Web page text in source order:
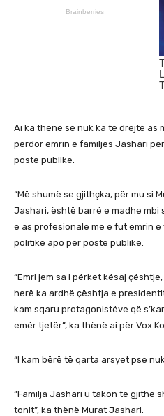
Ai ka thënë se nuk ka të drejtë as
përdor emrin e familjes Jashari
poste publike.
“Më shumë se gjithçka, për mu si
Jashari, është barrë e madhe mbi
e as profesionale me e fut emrin
politike apo për poste publike.
“Emri jem sa i përket kësaj
herë ka ardhë çështja e
kam sqaru protagonistëve që
emër tjetër”, ka thënë ai për Vox
“I kam bërë të qarta arsyet pse
“Familja Jashari u takon të gjithë
tonit”, ka thënë Murat Jashari.